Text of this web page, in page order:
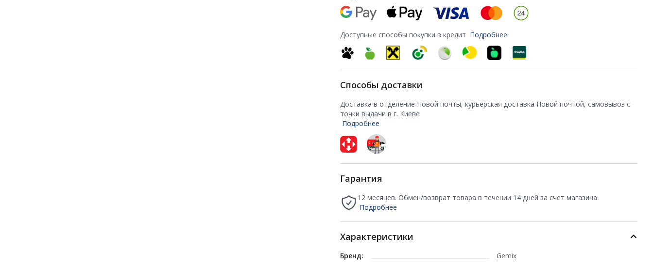
Доступные способы покупки в кредит Подробнее
Способы доставки
Доставка в отделение Новой почты, курьерская доставка Новой почтой, самовывоз с
точки выдачи в г. Киеве
Подробнее
Гарантия
12 месяцев. Обмен/возврат товара в течении 14 дней за счет магазина
Подробнее
Характеристики
Бренд:
Gemix